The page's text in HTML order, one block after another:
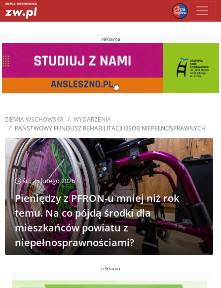
reklama
ZIEMIA WSCHOWSKA
WYDARZENIA
PAŃSTWOWY FUNDUSZ REHABILITACJI OSÓB NIEPEŁNOSPRAWNYCH
śr., 25 lutego 2026
Pieniędzy z PFRON-u mniej niż rok
temu. Na co pójdą środki dla
mieszkańców powiatu z
niepełnosprawnościami?
reklama